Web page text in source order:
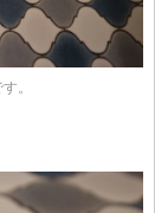
。